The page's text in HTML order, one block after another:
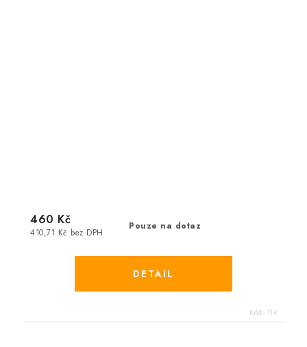
Pouze na dotaz
410,71 Kč bez DPH
460 Kč
Kód: 114